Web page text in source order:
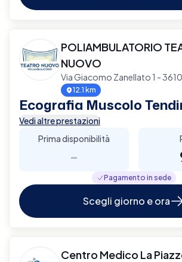
POLIAMBULATORIO
NUOVO
Via Giacomo Zanellato 1 -
12.1 km
Ecografia Muscolo
Vedi altre prestazioni
Prima disponibilità
-
Pagamento in sede
Scegli giorno e ora
Centro Medico La